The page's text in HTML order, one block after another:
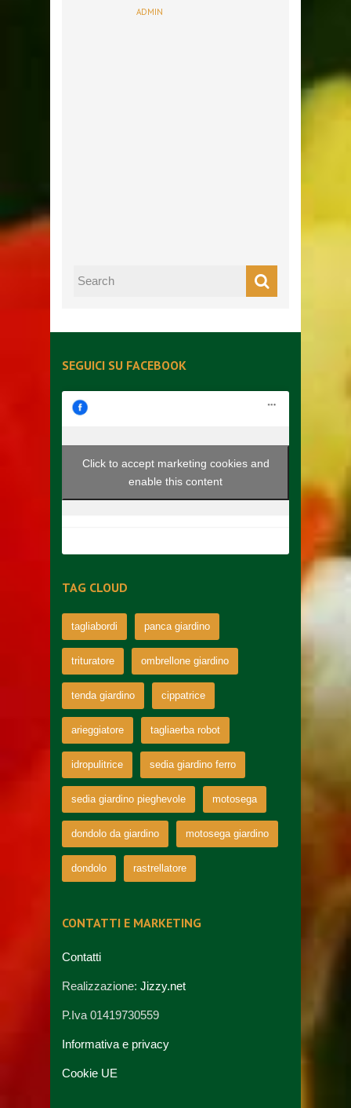
ADMIN
SEGUICI SU FACEBOOK
Click to accept marketing cookies and
enable this content
TAG CLOUD
tagliabordi panca giardino
trituratore ombrellone giardino
tenda giardino cippatrice
arieggiatore tagliaerba robot
idropulitrice sedia giardino ferro
sedia giardino pieghevole motosega
dondolo da giardino motosega giardino
dondolo rastrellatore
CONTATTI E MARKETING
Contatti
Realizzazione: Jizzy.net
P.Iva 01419730559
Informativa e privacy
Cookie UE